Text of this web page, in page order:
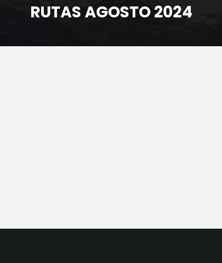
RUTAS AGOSTO 2024